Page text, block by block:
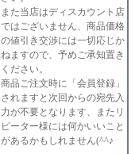
また当店はディスカウント店
ではございません、商品価格
の値引き交渉には一切応じか
ねますので、予めご承知置き
ください。
商品ご注文時に「会員登録」
されますと次回からの宛先入
力が不要となります、またリ
ピーター様には何かいいこと
があるかもしれません(^^♪